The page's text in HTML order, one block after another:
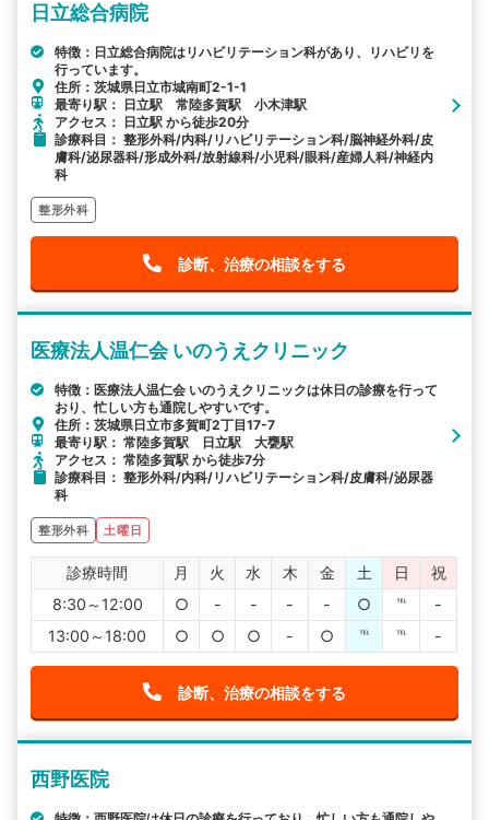
日立総合病院
特徴：日立総合病院はリハビリテーション科があり、リハビリを
行っています。
住所：茨城県日立市城南町2-1-1
最寄り駅： 日立駅 常陸多賀駅 小木津駅
アクセス： 日立駅 から徒歩20分
診療科目： 整形外科/内科/リハビリテーション科/脳神経外科/皮
膚科/泌尿器科/形成外科/放射線科/小児科/眼科/産婦人科/神経内
科
整形外科
診断、治療の相談をする
医療法人温仁会 いのうえクリニック
特徴：医療法人温仁会 いのうえクリニックは休日の診療を行って
おり、忙しい方も通院しやすいです。
住所：茨城県日立市多賀町2丁目17-7
最寄り駅： 常陸多賀駅 日立駅 大甕駅
アクセス： 常陸多賀駅 から徒歩7分
診療科目： 整形外科/内科/リハビリテーション科/皮膚科/泌尿器
科
整形外科 土曜日
診療時間 月 火 水 木 金 土 日
祝
8:30～12:00
○ - - - - ○ ℡
-
13:00～18:00
○ ○ ○ - ○ ℡ ℡ -
診断、治療の相談をする
西野医院